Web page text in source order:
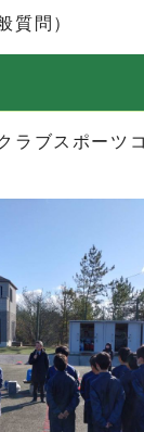
質問）
ラブスポーツ